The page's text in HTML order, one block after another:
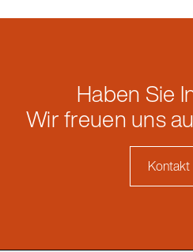
Haben Sie
Wir freuen uns
Kontakt